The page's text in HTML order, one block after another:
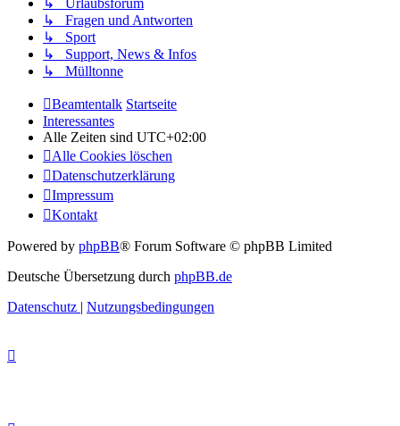
↳ Urlaubsforum
↳ Fragen und Antworten
↳ Sport
↳ Support, News & Infos
↳ Mülltonne
Beamtentalk Startseite
Interessantes
Alle Zeiten sind UTC+02:00
Alle Cookies löschen
Datenschutzerklärung
Impressum
Kontakt
Powered by phpBB® Forum Software © phpBB Limited
Deutsche Übersetzung durch phpBB.de
Datenschutz | Nutzungsbedingungen